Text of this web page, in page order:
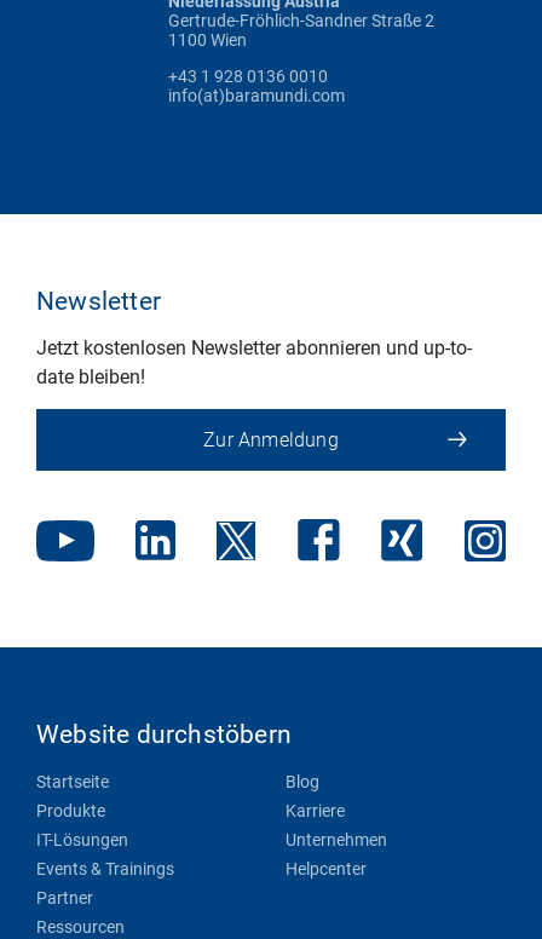
Gertrude-Fröhlich-Sandner Straße 2
1100 Wien
+43 1 928 0136 0010
info(at)baramundi.com
Newsletter
Jetzt kostenlosen Newsletter abonnieren und up-to-
date bleiben!
Zur Anmeldung
Website durchstöbern
Startseite
Produkte
IT-Lösungen
Events & Trainings
Partner
Ressourcen
Blog
Karriere
Unternehmen
Helpcenter